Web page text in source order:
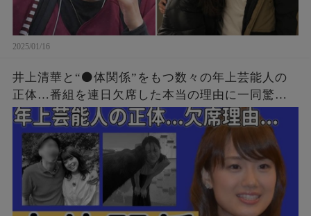
2025/01/16
井上清華と“⚫️体関係”をもつ数々の年上芸能人の
正体…番組を連日欠席した本当の理由に一同驚
愕...！「アナウンサー」として有名な彼女が“性格
が悪い”と言われる3つの原因に言葉を失う...